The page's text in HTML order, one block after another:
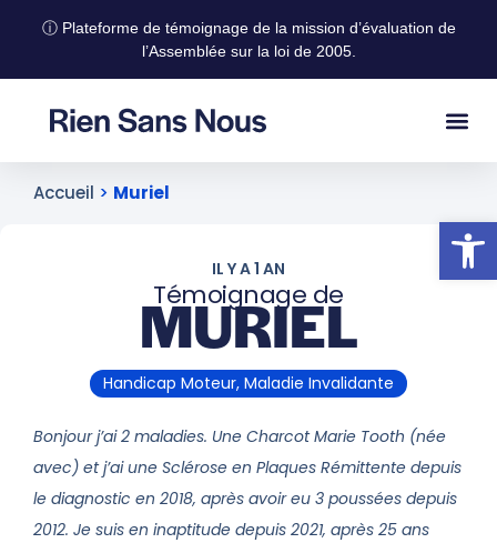
Ouvrir
ⓘ Plateforme de témoignage de la mission d’évaluation de
l’Assemblée sur la loi de 2005.
Accueil > Muriel
IL Y A 1 AN
Témoignage de
MURIEL
Handicap Moteur, Maladie Invalidante
Bonjour j’ai 2 maladies. Une Charcot Marie Tooth (née
avec) et j’ai une Sclérose en Plaques Rémittente depuis
le diagnostic en 2018, après avoir eu 3 poussées depuis
2012. Je suis en inaptitude depuis 2021, après 25 ans